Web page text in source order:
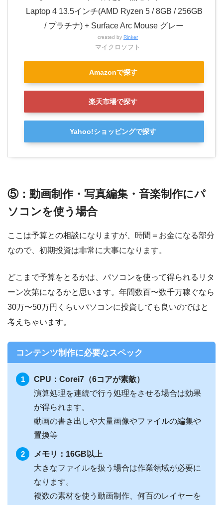
Laptop 4 13.5インチ(AMD Ryzen 5 / 8GB / 256GB
/ プラチナ) + Surface Arc Mouse グレー
created by Rinker
マイクロソフト
Amazonで探す
楽天市場で探す
Yahoo!ショッピングで探す
⑤：動画制作・写真編集・音楽制作にパ
ソコンを使う場合
ここは予算との相談になりますが、時間＝お金になる部分
なので、初期投資は非常に大事になります。
どこまで予算をとるかは、パソコンを使って得られるリタ
ーン次第になるかと思います。年間数百〜数千万稼ぐなら
30万〜50万円くらいパソコンに投資しても良いのではと
考えちゃいます。
コンテンツ制作に必要なスペック
CPU：Corei7（6コアが素敵）
演算処理を連続で行う処理をさせる場合は効果
が得られます。
動画の書き出しや大量画像やファイルの編集や
置換等
メモリ：16GB以上
大きなファイルを扱う場合は作業領域が必要に
なります。
複数の素材を使う動画制作、何百のレイヤーを